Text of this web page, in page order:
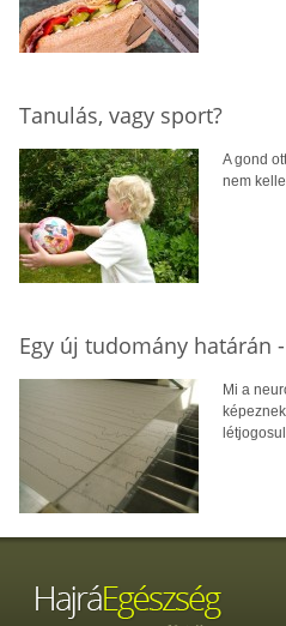
Tanulás, vagy sport?
A gond
nem
Egy új tudomány határán
Mi a